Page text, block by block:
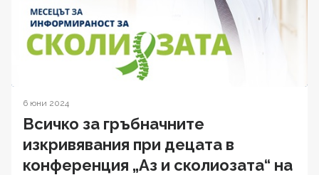
6 юни 2024
Всичко за гръбначните
изкривявания при децата в
конференция „Аз и сколиозата“ на